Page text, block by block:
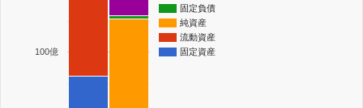
固定負債
純資産
流動資産
固定資産
100億